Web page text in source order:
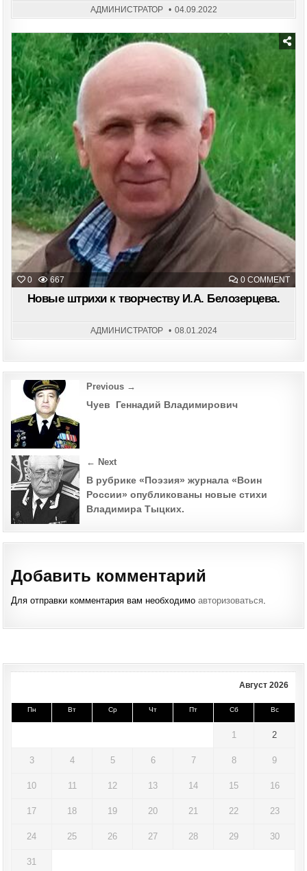
АДМИНИСТРАТОР 04.09.2022
0 667 0 COMMENTON
И.А.
Posted
Новые штрихи к творчеству И.А. Белозерцева.
АДМИНИСТРАТОР 08.01.2024
Post
navigation
Previous →
Чуев Геннадий Владимирович
← Next
В рубрике «Поэзия» журнала «Воин
России» опубликованы новые стихи
Владимира Тыцких.
Добавить комментарий
Для отправки комментария вам необходимоавторизоваться
Август 2026
Пн Вт Ср Чт Пт Сб Вс
1 2
3 4 5 6 7 8 9
10 11 12 13 14 15 16
17 18 19 20 21 22 23
24 25 26 27 28 29 30
31